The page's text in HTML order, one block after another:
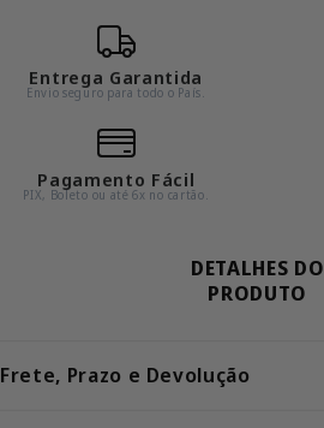
Escala
R
Fireblade
–
em
Escala
1:9
Entrega Garantida
Envio seguro para todo o País.
Pagamento Fácil
PIX, Boleto ou até 6x no cartão.
DETALHES DO
PRODUTO
Frete, Prazo e Devolução